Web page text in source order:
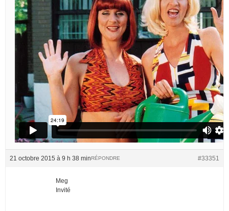
21 octobre 2015 à 9 h 38 min #33351
RÉPONDRE
Meg
Invité